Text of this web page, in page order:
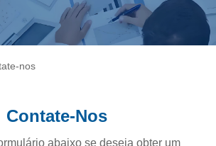
nos
Contate-Nos
abaixo se deseja obter um